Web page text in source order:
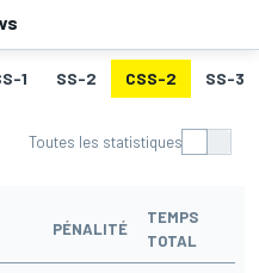
1 SS-2 CSS-2 SS-3
Toutes les statistiques
PÉNALITÉ
TEMPS
TOTAL